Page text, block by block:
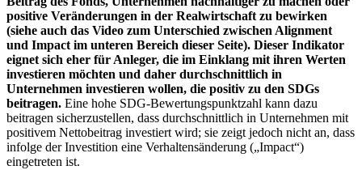
positive Veränderungen in der Realwirtschaft zu bewirken
(siehe auch das Video zum Unterschied zwischen Alignment
und Impact im unteren Bereich dieser Seite). Dieser Indikator
eignet sich eher für Anleger, die im Einklang mit ihren Werten
investieren möchten und daher durchschnittlich in
Unternehmen investieren wollen, die positiv zu den SDGs
beitragen. Eine hohe SDG-Bewertungspunktzahl kann dazu
beitragen sicherzustellen, dass durchschnittlich in Unternehmen mit
positivem Nettobeitrag investiert wird; sie zeigt jedoch nicht an, dass
infolge der Investition eine Verhaltensänderung („Impact“)
eingetreten ist.